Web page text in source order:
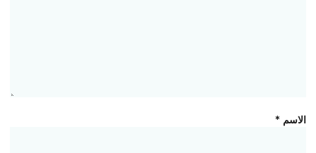
الاسم *